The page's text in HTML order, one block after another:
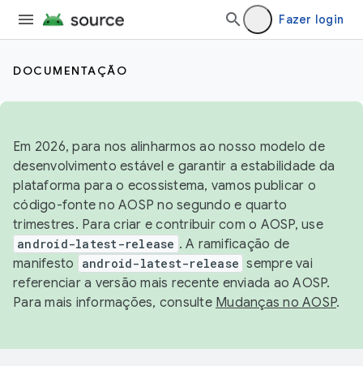
Fazer login
DOCUMENTAÇÃO
Em 2026, para nos alinharmos ao nosso modelo de
desenvolvimento estável e garantir a estabilidade da
plataforma para o ecossistema, vamos publicar o
código-fonte no AOSP no segundo e quarto
trimestres. Para criar e contribuir com o AOSP, use
android-latest-release . A ramificação de
manifesto
android-latest-release sempre vai
referenciar a versão mais recente enviada ao AOSP.
Para mais informações, consulte Mudanças no AOSP.